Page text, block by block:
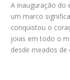
A inauguração do
um marco
conquistou o
joias em todo o
desde meados de